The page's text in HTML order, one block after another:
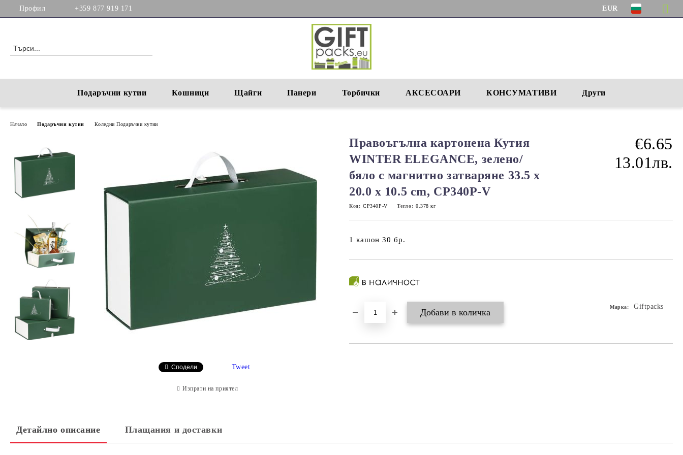
Профил +359 877 919 171 EUR
Подаръчни кутии Кошници Щайги Панери Торбички АКСЕСОАРИ КОНСУМАТИВИ Други
Начало Подаръчни кутии Коледни Подаръчни кутии
Правоъгълна картонена Кутия
WINTER ELEGANCE, зелено/
бяло с магнитно затваряне 33.5 x
20.0 x 10.5 cm, CP340P-V
€6.65
13.01лв.
Код: CP340P-V Тегло: 0.378 кг
1 кашон 30 бр.
Марка: Giftpacks
Сподели Tweet
Изпрати на приятел
Детайлно описание Плащания и доставки